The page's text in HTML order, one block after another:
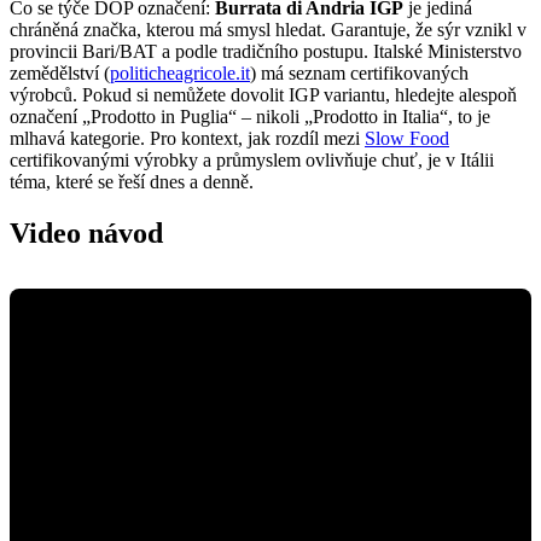
Co se týče DOP označení: Burrata di Andria IGP je jediná
chráněná značka, kterou má smysl hledat. Garantuje, že sýr vznikl v
provincii Bari/BAT a podle tradičního postupu. Italské Ministerstvo
zemědělství (politicheagricole.it) má seznam certifikovaných
výrobců. Pokud si nemůžete dovolit IGP variantu, hledejte alespoň
označení „Prodotto in Puglia“ – nikoli „Prodotto in Italia“, to je
mlhavá kategorie. Pro kontext, jak rozdíl mezi Slow Food
certifikovanými výrobky a průmyslem ovlivňuje chuť, je v Itálii
téma, které se řeší dnes a denně.
Video návod